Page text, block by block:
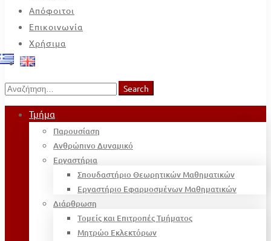
Απόφοιτοι
Επικοινωνία
Χρήσιμα
Search
for:
Search
Τμήμα
Παρουσίαση
Ανθρώπινο Δυναμικό
Εργαστήρια
Σπουδαστήριο Θεωρητικών Μαθηματικών
Εργαστήριο Εφαρμοσμένων Μαθηματικών
Διάρθρωση
Τομείς και Επιτροπές Τμήματος
Μητρώο Εκλεκτόρων